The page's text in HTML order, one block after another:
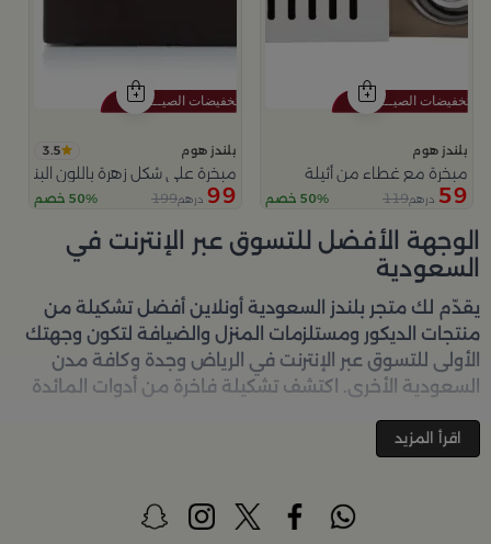
بلندز هوم
مبخرة مع غطاء من أثيلة
59 درهم119 50% خصم
بلندز هوم 3.5
مبخرة على شكل زهرة باللون البني
99 درهم199 50% خصم
الوجهة الأفضل للتسوق عبر الإنترنت في
السعودية
يقدّم لك متجر بلندز السعودية أونلاين أفضل تشكيلة من
منتجات الديكور ومستلزمات المنزل والضيافة لتكون وجهتك
الأولى للتسوق عبر الإنترنت في الرياض وجدة وكافة مدن
السعودية الأخرى. اكتشف تشكيلة فاخرة من أدوات المائدة
جمالية على كل زاوية في منزلك – كل ذلك وأكثر في مكان
اقرأ المزيد